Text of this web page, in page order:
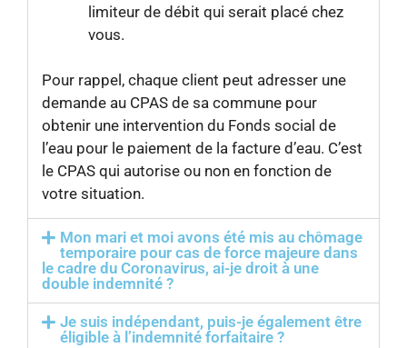
limiteur de débit qui serait placé chez
vous.
Pour rappel, chaque client peut adresser une
demande au CPAS de sa commune pour
obtenir une intervention du Fonds social de
l’eau pour le paiement de la facture d’eau. C’est
le CPAS qui autorise ou non en fonction de
votre situation.
Mon mari et moi avons été mis au chômage
temporaire pour cas de force majeure dans
le cadre du Coronavirus, ai-je droit à une
double indemnité ?
Je suis indépendant, puis-je également être
éligible à l’indemnité forfaitaire ?